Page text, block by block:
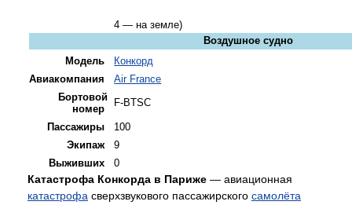
4 — на земле)
Воздушное судно
Модель
Конкорд
Авиакомпания
Air France
Бортовой
номер
F-BTSC
Пассажиры
100
Экипаж
9
Выживших
0
Катастрофа Конкорда в Париже — авиационная
катастрофа сверхзвукового пассажирского самолёта